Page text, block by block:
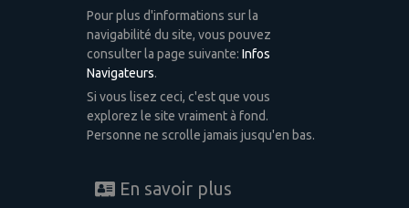
Pour plus d'informations sur la
navigabilité du site, vous pouvez
consulter la page suivante: Infos
Navigateurs.
Si vous lisez ceci, c'est que vous
explorez le site vraiment à fond.
Personne ne scrolle jamais jusqu'en bas.
En savoir plus